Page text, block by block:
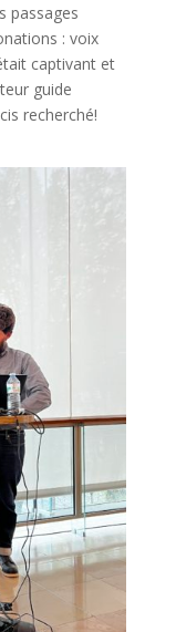
passages
: voix
captivant et
guide
recherché!